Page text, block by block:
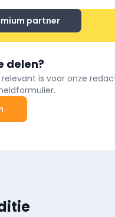
partner
delen?
is voor onze